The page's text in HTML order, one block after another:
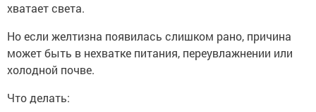
хватает света.
Но если желтизна появилась слишком рано, причина
может быть в нехватке питания, переувлажнении или
холодной почве.
Что делать: